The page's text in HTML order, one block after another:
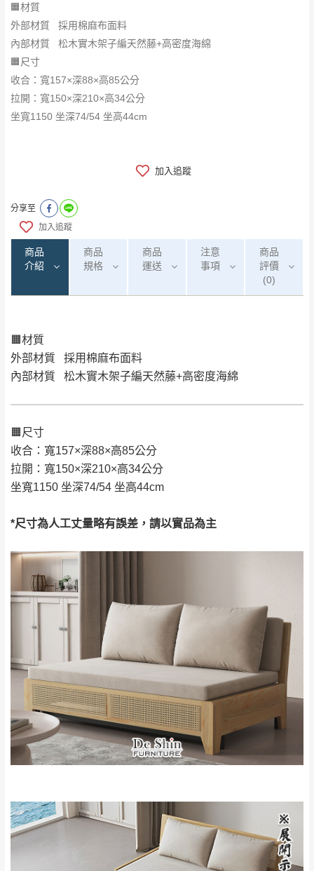
🟧材質
外部材質 採用棉麻布面料
內部材質 松木實木架子編天然藤+高密度海綿
🟧尺寸
收合：寬157×深88×高85公分
拉開：寬150×深210×高34公分
坐寬1150 坐深74/54 坐高44cm
加入追蹤
分享至
加入追蹤
商品
介紹
商品
規格
商品
運送
注意
事項
商品
評價
(0)
🟧材質
外部材質 採用棉麻布面料
內部材質 松木實木架子編天然藤+高密度海綿
🟧尺寸
收合：寬157×深88×高85公分
拉開：寬150×深210×高34公分
坐寬1150 坐深74/54 坐高44cm
*尺寸為人工丈量略有誤差，請以實品為主
運 費 說 明
偏遠地區
桃園
免 運
費
＊A108產品另收運費
新竹
峨眉鄉、五峰鄉、
里
無
新北
雙溪、貢寮、烏
來、平溪、九份、
石門、林口 下福
里、新店山區、三
峽山區、石碇、坪
$ 9,000以上：免
注意事項：
由於品項繁多，網頁無法及時更新，如有需
要購買商品，請於出發前來電或到「官方
Line客服」來信確認商品是否有「現貨」與
若商品價格或庫存有異常，商家有權取消訂
單。部分網路商品恕無法更改原設計或客製，敬請
見諒！
電話聯絡或E-Mail通知確認訂單。
現貨我們客服會再來電或E-Mail與您聯絡
（洽詢方式請搜尋 Line ID → @dershin）
運送範圍：限定北至基隆，南至苗栗，偏遠
地區恕無法提供運送 (詳見運送規章)。
配送範圍：
苗栗至基隆；其它地區暫不開放，如因特殊
地型限制(山區、鄉、鎮、村)、樓梯太小、無
法搬運上樓等因素，導致無法配送，
服務，若需以吊車或其他的吊掛方式吊運，
費用將由買方自行支付。
因大型傢俱有組裝、配送的問題，並非一般
快速到貨商品，無法指定特定時間送達，司
0/5 (0)筆
依評論低至高排列
只顯示附上評論